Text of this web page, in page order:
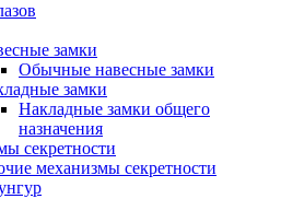
замки
Обычные навесные замки
замки
Накладные замки общего
назначения
секретности
механизмы секретности